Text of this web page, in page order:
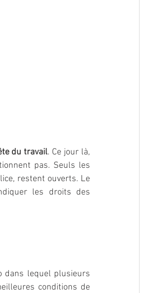
du travail. Ce jour là,
pas. Seuls les
restent ouverts. Le
les droits des
dans lequel plusieurs
conditions de